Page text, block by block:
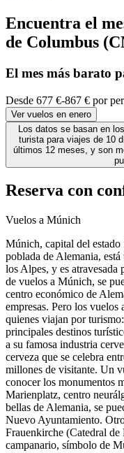
Encuentra el
de Columbus
El mes más barato
Desde 677 €-867 € por
Ver vuelos en enero
Los datos se basan en
turista para viajes de 10
últimos 12 meses, y son
Reserva con
Vuelos a Múnich
Múnich, capital del estado
poblada de Alemania,
los Alpes, y es atravesada
de vuelos a Múnich, se
centro económico de
empresas. Pero los
quienes viajan por
principales destinos
a su famosa industria
cerveza que se celebra
millones de visitante. Un
conocer los monumentos
Marienplatz, centro
bellas de Alemania, se
Nuevo Ayuntamiento.
Frauenkirche (Catedral de
campanario, símbolo de